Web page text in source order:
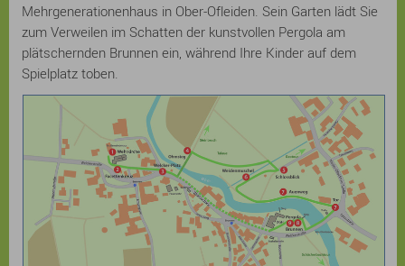
Mehrgenerationenhaus in Ober-Ofleiden. Sein Garten lädt Sie
zum Verweilen im Schatten der kunstvollen Pergola am
plätschernden Brunnen ein, während Ihre Kinder auf dem
Spielplatz toben.